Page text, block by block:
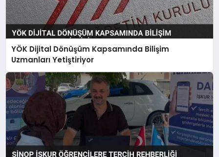
YÖK Dijital Dönüşüm Kapsamında Bilişim
Uzmanları Yetiştiriyor